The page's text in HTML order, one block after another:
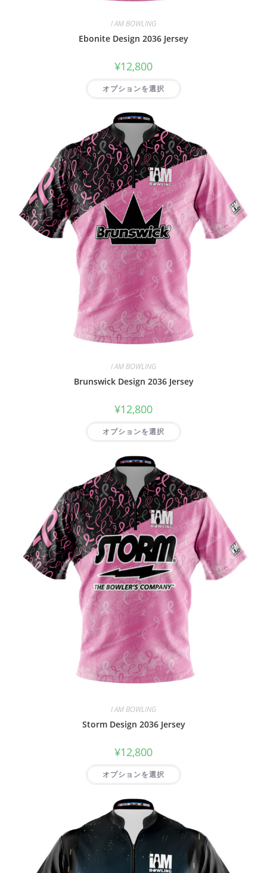
I AM BOWLING
Ebonite Design 2036 Jersey
¥12,800
オプションを選択
I AM BOWLING
Brunswick Design 2036 Jersey
¥12,800
オプションを選択
I AM BOWLING
Storm Design 2036 Jersey
¥12,800
オプションを選択